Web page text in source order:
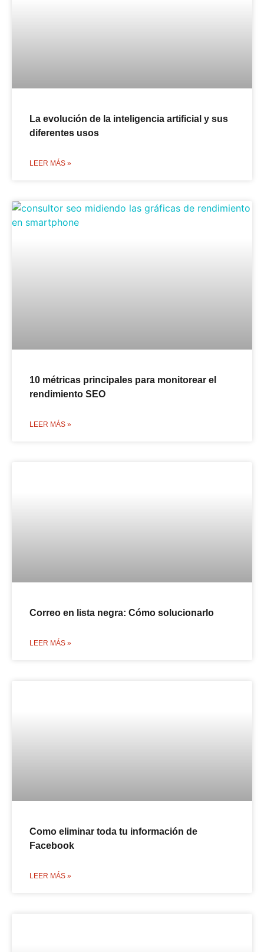
La evolución de la inteligencia artificial y sus
diferentes usos
LEER MÁS »
10 métricas principales para monitorear el
rendimiento SEO
LEER MÁS »
Correo en lista negra: Cómo solucionarlo
LEER MÁS »
Como eliminar toda tu información de
Facebook
LEER MÁS »